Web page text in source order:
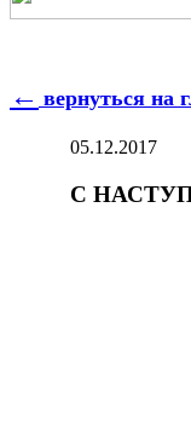
← вернуться на
05.12.2017
С